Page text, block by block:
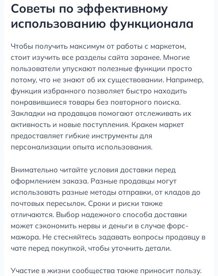
Советы по эффективному
использованию функционала
Чтобы получить максимум от работы с маркетом,
стоит изучить все разделы сайта заранее. Многие
пользователи упускают полезные функции просто
потому, что не знают об их существовании. Например,
функция избранного позволяет быстро находить
понравившиеся товары без повторного поиска.
Закладки на продавцов помогают отслеживать их
активность и новые поступления. Кракен маркет
предоставляет гибкие инструменты для
персонализации опыта использования.
Внимательно читайте условия доставки перед
оформлением заказа. Разные продавцы могут
использовать разные методы отправки, от кладов до
почтовых пересылок. Сроки и риски также
отличаются. Выбор надежного способа доставки
может сэкономить нервы и деньги в случае форс-
мажора. Не стесняйтесь задавать вопросы продавцу в
чате перед покупкой, чтобы уточнить детали.
Участие в жизни сообщества также приносит пользу.